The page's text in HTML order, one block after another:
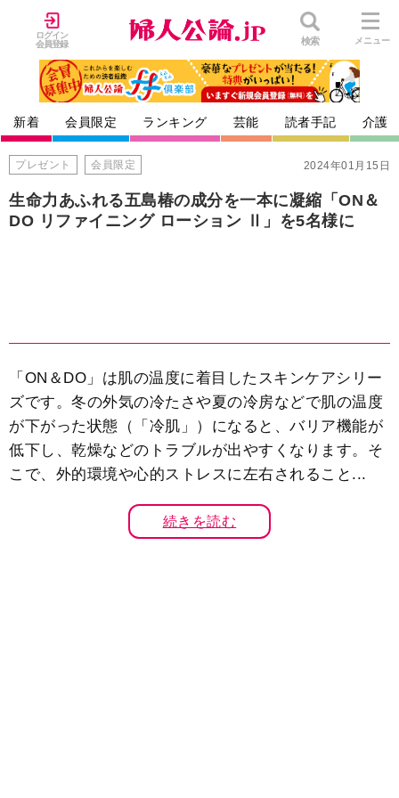
ログイン
会員登録
検索 メニュー
新着 会員限定 ランキング 芸能 読者手記 介護
2024年01月15日
プレゼント 会員限定
生命力あふれる五島椿の成分を一本に凝縮「ON＆
DO リファイニング ローション Ⅱ」を5名様に
「ON＆DO」は肌の温度に着目したスキンケアシリー
ズです。冬の外気の冷たさや夏の冷房などで肌の温度
が下がった状態（「冷肌」）になると、バリア機能が
低下し、乾燥などのトラブルが出やすくなります。そ
こで、外的環境や心的ストレスに左右されること...
続きを読む